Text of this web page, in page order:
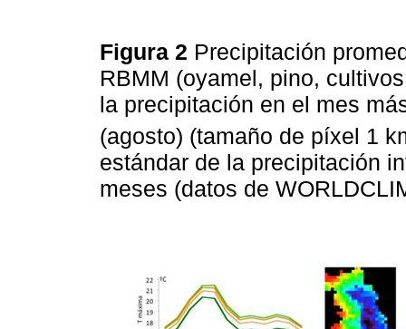
Figura 2 Precipitación
RBMM (oyamel, pino,
la precipitación en el mes
(agosto) (tamaño de píxel 1
estándar de la precipitación
meses (datos de